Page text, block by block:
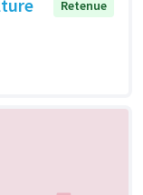
Retenue